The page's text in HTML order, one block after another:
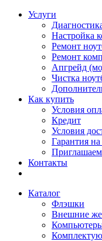
Услуги
Настройка
Ремонт
Ремонт
Апгрейд
Чистка
Как купить
Условия
Кредит
Условия
Гарантия на
Контакты
Каталог
Флэшки
Внешние